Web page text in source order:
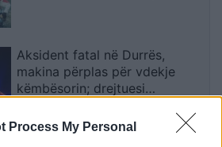
Process My Personal
Aksident fatal në Durrës,
makina përplas për vdekje
këmbësorin; drejtuesi